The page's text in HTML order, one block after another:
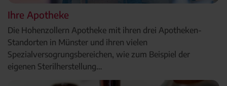
Ihre Apotheke
Die Hohenzollern Apotheke mit ihren drei Apotheken-
Standorten in Münster und ihren vielen
Spezialversogrungsbereichen, wie zum Beispiel der
eigenen Sterilherstellung…